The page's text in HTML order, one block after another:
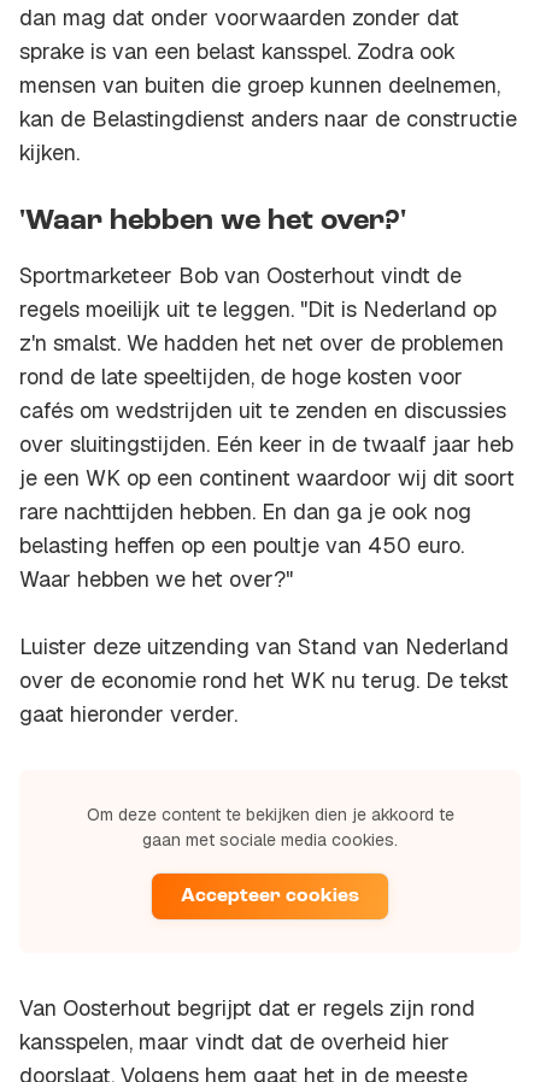
dan mag dat onder voorwaarden zonder dat
sprake is van een belast kansspel. Zodra ook
mensen van buiten die groep kunnen deelnemen,
kan de Belastingdienst anders naar de constructie
kijken.
'Waar hebben we het over?'
Sportmarketeer Bob van Oosterhout vindt de
regels moeilijk uit te leggen. "Dit is Nederland op
z'n smalst. We hadden het net over de problemen
rond de late speeltijden, de hoge kosten voor
cafés om wedstrijden uit te zenden en discussies
over sluitingstijden. Eén keer in de twaalf jaar heb
je een WK op een continent waardoor wij dit soort
rare nachttijden hebben. En dan ga je ook nog
belasting heffen op een poultje van 450 euro.
Waar hebben we het over?"
Luister deze uitzending van Stand van Nederland
over de economie rond het WK nu terug. De tekst
gaat hieronder verder.
Om deze content te bekijken dien je akkoord te
gaan met sociale media cookies.
Accepteer cookies
Van Oosterhout begrijpt dat er regels zijn rond
kansspelen, maar vindt dat de overheid hier
doorslaat. Volgens hem gaat het in de meeste